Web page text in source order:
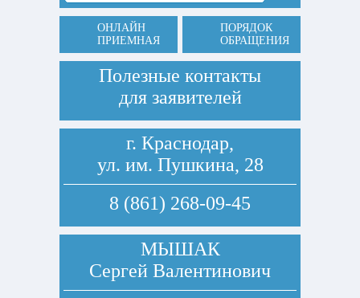
ОНЛАЙН
ПРИЕМНАЯ
ПОРЯДОК
ОБРАЩЕНИЯ
Полезные контакты
для заявителей
г. Краснодар,
ул. им. Пушкина, 28
8 (861) 268-09-45
МЫШАК
Сергей Валентинович